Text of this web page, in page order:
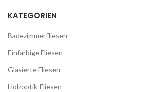
KATEGORIEN
Badezimmerfliesen
Einfarbige Fliesen
Glasierte Fliesen
Holzoptik-Fliesen